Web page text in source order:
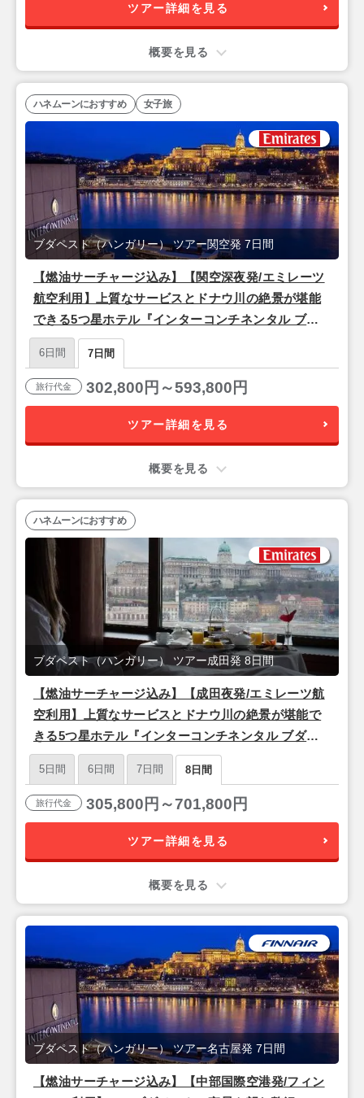
ツアー詳細を見る
概要を見る
【燃油サーチャージ込み】【関空深夜発/エミレーツ
航空利用】上質なサービスとドナウ川の絶景が堪能
できる5つ星ホテル『インターコンチネンタル ブダ
ペスト』宿泊♪ドナウ河畔の美しい夜景と歴史を楽し
む「ブダペスト」4泊7日
ブダペスト（ハンガリー） ツアー関空発 7日間
ハネムーンにおすすめ 女子旅
6日間 7日間
旅行代金 302,800円～593,800円
ツアー詳細を見る
概要を見る
【燃油サーチャージ込み】【成田夜発/エミレーツ航
空利用】上質なサービスとドナウ川の絶景が堪能で
きる5つ星ホテル『インターコンチネンタル ブダペ
スト』宿泊♪ドナウ河畔の美しい夜景と歴史を楽しむ
「ブダペスト」5泊8日
ブダペスト（ハンガリー） ツアー成田発 8日間
ハネムーンにおすすめ
5日間 6日間 7日間 8日間
旅行代金 305,800円～701,800円
ツアー詳細を見る
概要を見る
【燃油サーチャージ込み】【中部国際空港発/フィン
ブダペスト（ハンガリー） ツアー名古屋発 7日間